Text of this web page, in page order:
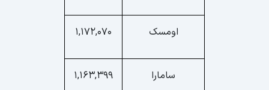
اومسک 1,172,070
سامارا 1,163,399